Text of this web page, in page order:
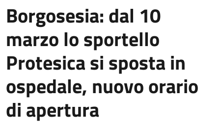
Borgosesia: dal 10
marzo lo sportello
Protesica si sposta in
ospedale, nuovo orario
di apertura